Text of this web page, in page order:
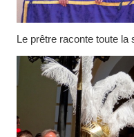
Le prêtre raconte toute la